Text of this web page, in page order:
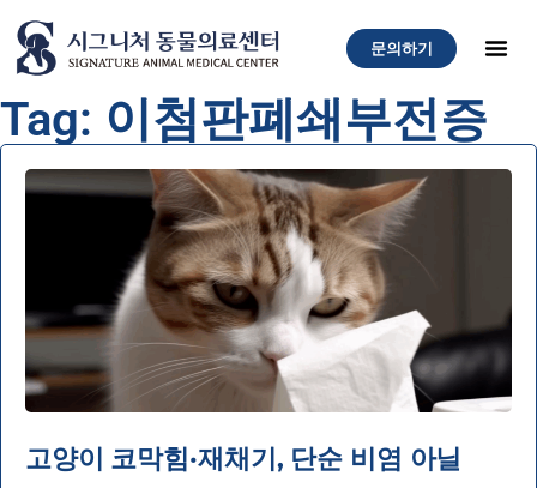
문의하기
Tag: 이첨판폐쇄부전증
고양이 코막힘·재채기, 단순 비염 아닐